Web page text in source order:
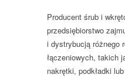
Producent śrub i
przedsiębiorstwo
i dystrybucją różnego
łączeniowych, takich
nakrętki, podkładki